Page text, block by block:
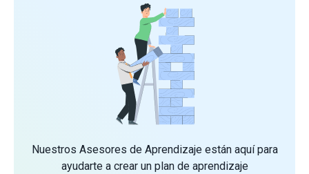
Nuestros Asesores de Aprendizaje están aquí para
ayudarte a crear un plan de aprendizaje